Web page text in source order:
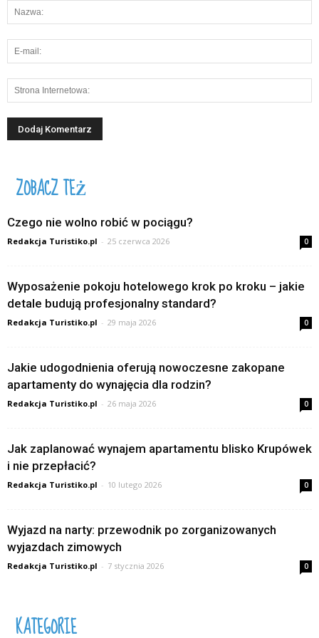
ZOBACZ TEŻ
Czego nie wolno robić w pociągu?
Redakcja Turistiko.pl - 25 czerwca 2026 0
Wyposażenie pokoju hotelowego krok po kroku – jakie
detale budują profesjonalny standard?
Redakcja Turistiko.pl - 29 maja 2026 0
Jakie udogodnienia oferują nowoczesne zakopane
apartamenty do wynajęcia dla rodzin?
Redakcja Turistiko.pl - 26 maja 2026 0
Jak zaplanować wynajem apartamentu blisko Krupówek
i nie przepłacić?
Redakcja Turistiko.pl - 10 lutego 2026 0
Wyjazd na narty: przewodnik po zorganizowanych
wyjazdach zimowych
Redakcja Turistiko.pl - 7 stycznia 2026 0
KATEGORIE